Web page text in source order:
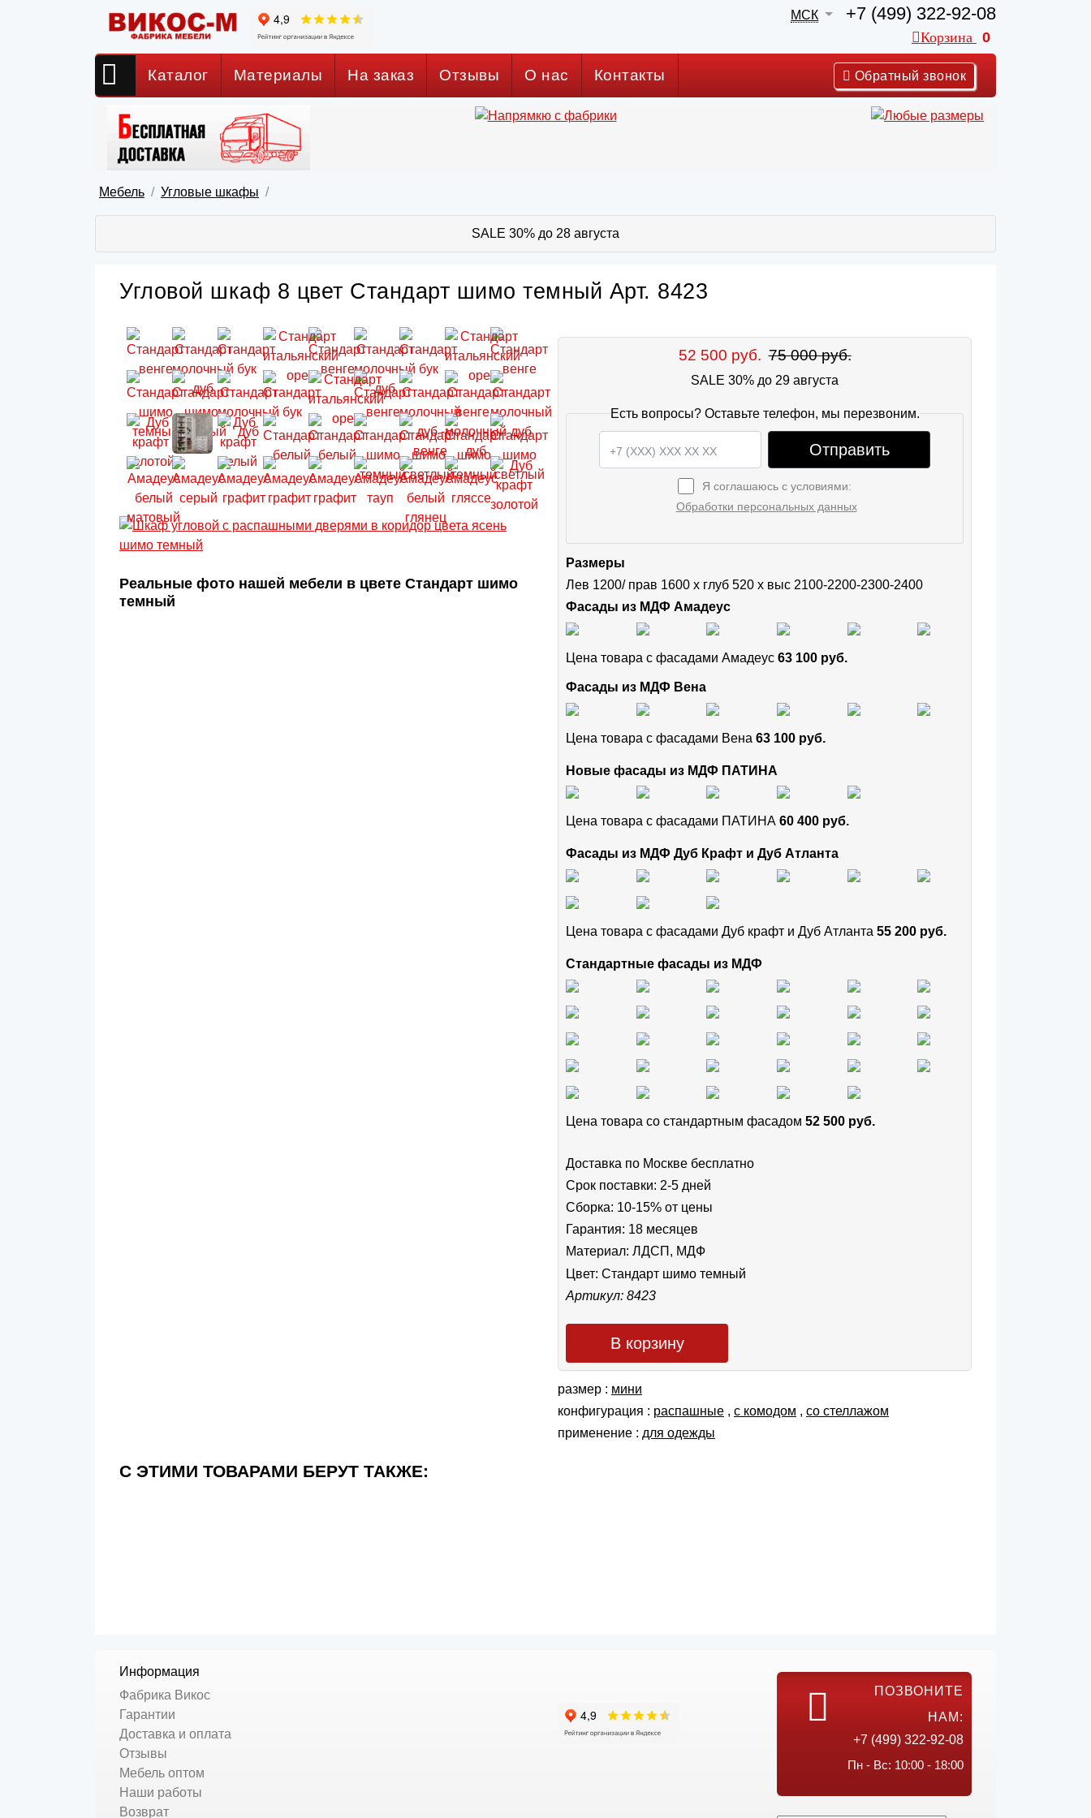
МСК +7 (499) 322-92-08
Корзина 0
Каталог Материалы На заказ Отзывы О нас Контакты Обратный звонок
Мебель Угловые шкафы
SALE 30% до 28 августа
Угловой шкаф 8 цвет Стандарт шимо темный Арт. 8423
Реальные фото нашей мебели в цвете Стандарт шимо
темный
52 500 руб. 75 000 руб.
SALE 30% до 29 августа
Есть вопросы? Оставьте телефон, мы перезвоним.
Отправить
Я соглашаюсь с условиями:
Обработки персональных данных
Размеры
Лев 1200/ прав 1600 х глуб 520 х выс 2100-2200-2300-2400
Фасады из МДФ Амадеус
Цена товара с фасадами Амадеус 63 100 руб.
Фасады из МДФ Вена
Цена товара с фасадами Вена 63 100 руб.
Новые фасады из МДФ ПАТИНА
Цена товара с фасадами ПАТИНА 60 400 руб.
Фасады из МДФ Дуб Крафт и Дуб Атланта
Цена товара с фасадами Дуб крафт и Дуб Атланта 55 200 руб.
Стандартные фасады из МДФ
Цена товара cо стандартным фасадом 52 500 руб.
Доставка по Москве бесплатно
Срок поставки: 2-5 дней
Сборка: 10-15% от цены
Гарантия: 18 месяцев
Материал: ЛДСП, МДФ
Цвет: Стандарт шимо темный
Артикул: 8423
В корзину
размер : мини
конфигурация : распашные , с комодом , со стеллажом
применение : для одежды
С ЭТИМИ ТОВАРАМИ БЕРУТ ТАКЖЕ:
Информация
Фабрика Викос
Гарантии
Доставка и оплата
Отзывы
Мебель оптом
Наши работы
Возврат
ПОЗВОНИТЕ
НАМ:
+7 (499) 322-92-08
Пн - Вс: 10:00 - 18:00